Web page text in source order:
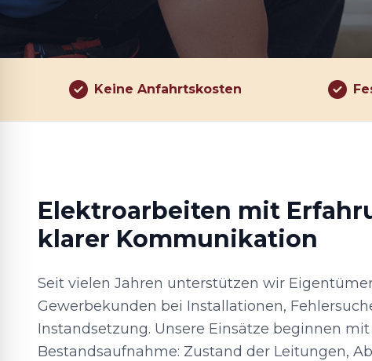
Keine Anfahrtskosten
Elektroarbeiten mit
klarer Kommunikation
Seit vielen Jahren unterstützen wir
Gewerbekunden bei Installationen,
Instandsetzung. Unsere Einsätze beginnen
Bestandsaufnahme: Zustand der Leitungen,